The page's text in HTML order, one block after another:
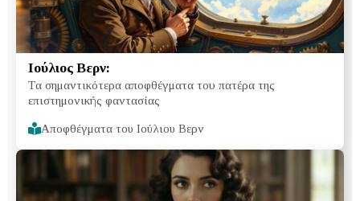
Ιούλιος Βερν:
Tα σημαντικότερα αποφθέγματα του πατέρα της
επιστημονικής φαντασίας
Αποφθέγματα του Ιούλιου Βερν